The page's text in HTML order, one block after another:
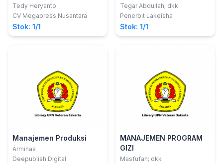
Kepemimpinan dan
Kepuasan Kerja
Terhadap Kinerja
Tedy Heryanto
CV Megapress Nusantara
Stok: 1/1
Implementasi dan
Pengembangan
Tegar Abdullah; dkk
Penerbit Lakeisha
Stok: 1/1
Manajemen Produksi
Arminas
Deepublish Digital
MANAJEMEN PROGRAM
GIZI
Masfufah; dkk